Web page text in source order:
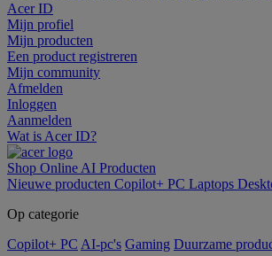
Acer ID
Mijn profiel
Mijn producten
Een product registreren
Mijn community
Afmelden
Inloggen
Aanmelden
Wat is Acer ID?
Shop Online AI Producten
Nieuwe producten Copilot+ PC Laptops
Op categorie
Copilot+ PC AI-pc's Gaming Duurzame